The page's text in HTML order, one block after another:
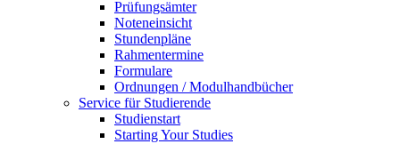
Prüfungsämter
Noteneinsicht
Stundenpläne
Rahmentermine
Formulare
Ordnungen / Modulhandbücher
Service für Studierende
Studienstart
Starting Your Studies